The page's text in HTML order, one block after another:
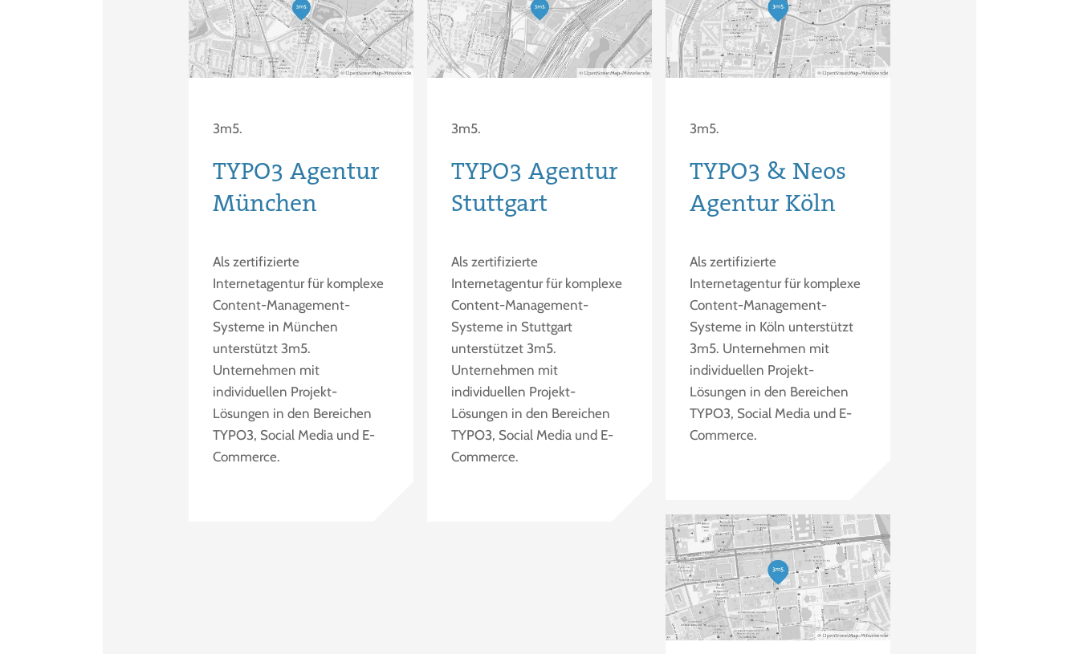
3m5.
TYPO3 Agentur
München
Als zertifizierte
Internetagentur für komplexe
Content-Management-
Systeme in München
unterstützt 3m5.
Unternehmen mit
individuellen Projekt-
Lösungen in den Bereichen
TYPO3, Social Media und E-
Commerce.
3m5.
TYPO3 Agentur
Stuttgart
Als zertifizierte
Internetagentur für komplexe
Content-Management-
Systeme in Stuttgart
unterstützet 3m5.
Unternehmen mit
individuellen Projekt-
Lösungen in den Bereichen
TYPO3, Social Media und E-
Commerce.
3m5.
TYPO3 & Neos
Agentur Köln
Als zertifizierte
Internetagentur für komplexe
Content-Management-
Systeme in Köln unterstützt
3m5. Unternehmen mit
individuellen Projekt-
Lösungen in den Bereichen
TYPO3, Social Media und E-
Commerce.